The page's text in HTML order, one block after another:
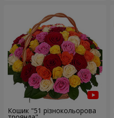
Кошик "51 різнокольорова